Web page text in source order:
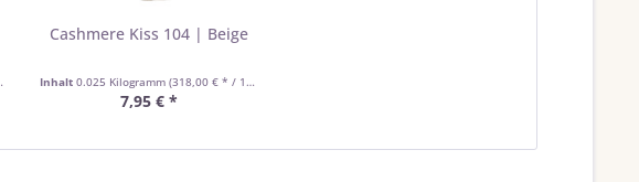
Cashmere Kiss 104 | Beige
Inhalt 0.025 Kilogramm (318,00 € * / 1 Kilogramm)
7,95 € *